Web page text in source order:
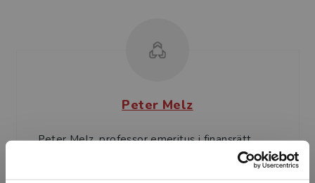
Peter Melz
Peter Melz, professor emeritus i finansrätt.